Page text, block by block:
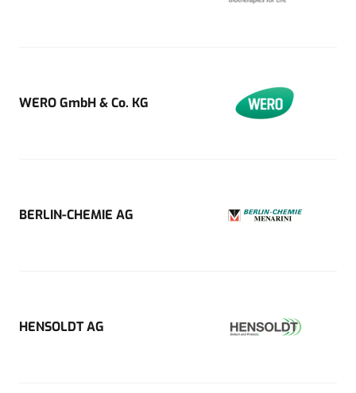
WERO GmbH & Co. KG
BERLIN-CHEMIE AG
HENSOLDT AG